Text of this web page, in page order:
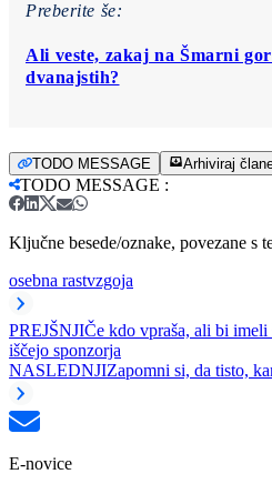
Preberite še:
Ali veste, zakaj na Šmarni
dvanajstih?
TODO MESSAGE Arhiviraj
TODO MESSAGE :
Ključne besede/oznake, povezane s
osebna rastvzgoja
PREJŠNJIČe kdo vpraša, ali bi
iščejo sponzorja
NASLEDNJIZapomni si, da tisto,
E-novice